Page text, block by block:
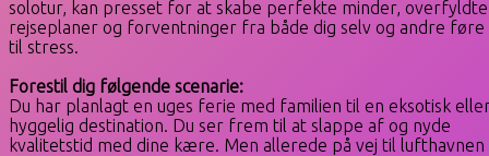
solotur, kan presset for at skabe perfekte minder, overfyldte
rejseplaner og forventninger fra både dig selv og andre føre
til stress.
Forestil dig følgende scenarie:
Du har planlagt en uges ferie med familien til en eksotisk
hyggelig destination. Du ser frem til at slappe af og nyde
kvalitetstid med dine kære. Men allerede på vej til lufthavnen